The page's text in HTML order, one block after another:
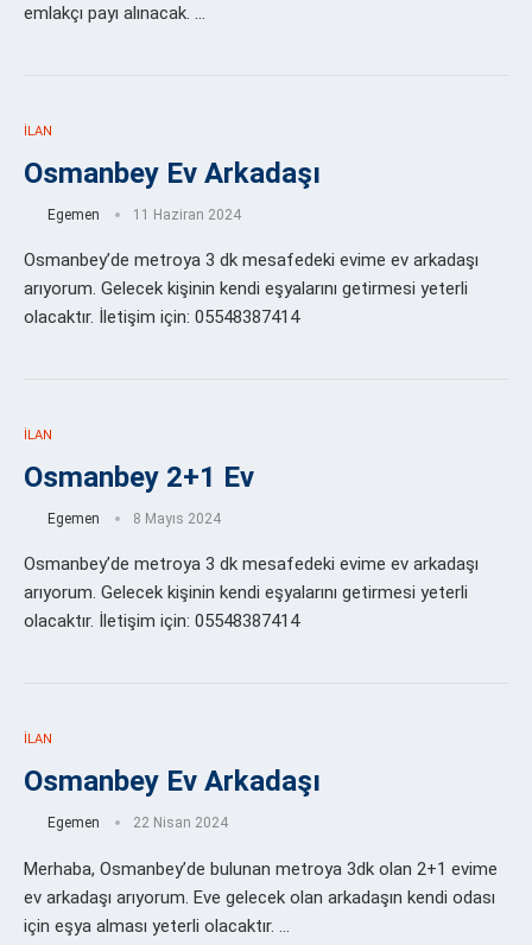
emlakçı payı alınacak. …
İLAN
Osmanbey Ev Arkadaşı
Egemen 11 Haziran 2024
Osmanbey’de metroya 3 dk mesafedeki evime ev arkadaşı
arıyorum. Gelecek kişinin kendi eşyalarını getirmesi yeterli
olacaktır. İletişim için: 05548387414
İLAN
Osmanbey 2+1 Ev
Egemen 8 Mayıs 2024
Osmanbey’de metroya 3 dk mesafedeki evime ev arkadaşı
arıyorum. Gelecek kişinin kendi eşyalarını getirmesi yeterli
olacaktır. İletişim için: 05548387414
İLAN
Osmanbey Ev Arkadaşı
Egemen 22 Nisan 2024
Merhaba, Osmanbey’de bulunan metroya 3dk olan 2+1 evime
ev arkadaşı arıyorum. Eve gelecek olan arkadaşın kendi odası
için eşya alması yeterli olacaktır. …